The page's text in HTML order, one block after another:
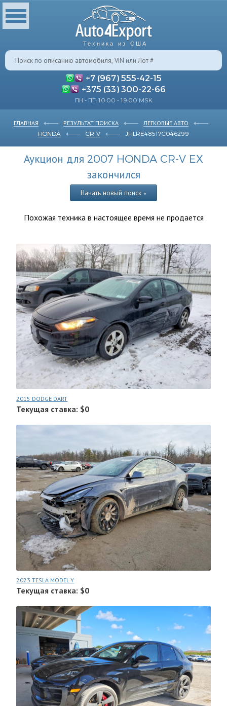
Техника из США
+7 (967) 555-42-15
+375 (33) 300-22-66
ПН - ПТ: 10:00 - 19:00 MSK
ГЛАВНАЯ РЕЗУЛЬТАТ ПОИСКА
ЛЕГКОВЫЕ АВТО
HONDA
CR-V JHLRE48517C046299
Аукцион для 2007 HONDA CR-V EX
закончился
Начать новый поиск »
Похожая техника в настоящее время не продается
2015 DODGE DART
Текущая ставка: $0
2023 TESLA MODEL Y
Текущая ставка: $0